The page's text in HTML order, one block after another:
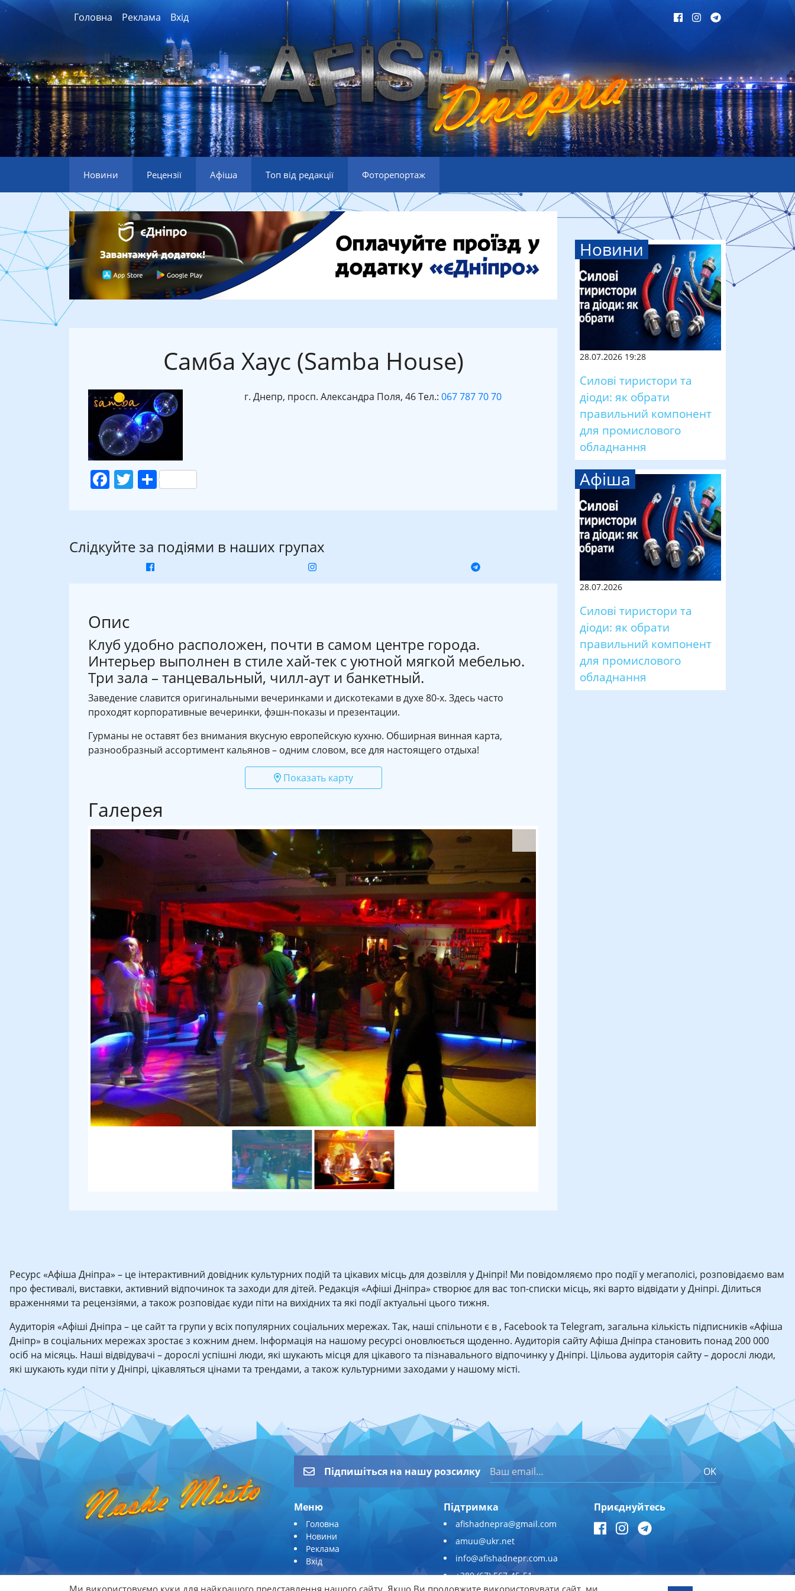
Головна Реклама Вхід
Новини Рецензії Афіша Топ від редакції Фоторепортаж
Самба Хаус (Samba House)
Facebook
Twitter
Поділитися
г. Днепр, просп. Александра Поля, 46 Тел.: 067 787 70 70
Слідкуйте за подіями в наших групах
Опис
Клуб удобно расположен, почти в самом центре города.
Интерьер выполнен в стиле хай-тек с уютной мягкой мебелью.
Три зала – танцевальный, чилл-аут и банкетный.
Заведение славится оригинальными вечеринками и дискотеками в духе 80-х. Здесь часто
проходят корпоративные вечеринки, фэшн-показы и презентации.
Гурманы не оставят без внимания вкусную европейскую кухню. Обширная винная карта,
разнообразный ассортимент кальянов – одним словом, все для настоящего отдыха!
Показать карту
Галерея
Новини
28.07.2026 19:28
Силові тиристори та
діоди: як обрати
правильний компонент
для промислового
обладнання
Афіша
28.07.2026
Силові тиристори та
діоди: як обрати
правильний компонент
для промислового
обладнання
Ресурс «Афіша Дніпра» – це інтерактивний довідник культурних подій та цікавих місць для дозвілля у Дніпрі! Ми повідомляємо про події у мегаполісі, розповідаємо вам
про фестивалі, виставки, активний відпочинок та заходи для дітей. Редакція «Афіші Дніпра» створює для вас топ-списки місць, які варто відвідати у Дніпрі. Ділиться
враженнями та рецензіями, а також розповідає куди піти на вихідних та які події актуальні цього тижня.
Аудиторія «Афіші Дніпра – це сайт та групи у всіх популярних соціальних мережах. Так, наші спільноти є в , Facebook та Telegram, загальна кількість підписників «Афіша
Дніпр» в соціальних мережах зростає з кожним днем. Інформація на нашому ресурсі оновлюється щоденно. Аудиторія сайту Афіша Дніпра становить понад 200 000
осіб на місяць. Наші відвідувачі – дорослі успішні люди, які шукають місця для цікавого та пізнавального відпочинку у Дніпрі. Цільова аудиторія сайту – дорослі люди,
які шукають куди піти у Дніпрі, цікавляться цінами та трендами, а також культурними заходами у нашому місті.
Підпишіться на нашу розсилку OK
Меню
Головна
Новини
Реклама
Вхід
Підтримка
afishadnepra@gmail.com
amuu@ukr.net
info@afishadnepr.com.ua
+380 (67) 567-45-51
Приєднуйтесь
Ми використовуємо куки для найкращого представлення нашого сайту. Якщо Ви продовжите використовувати сайт, ми